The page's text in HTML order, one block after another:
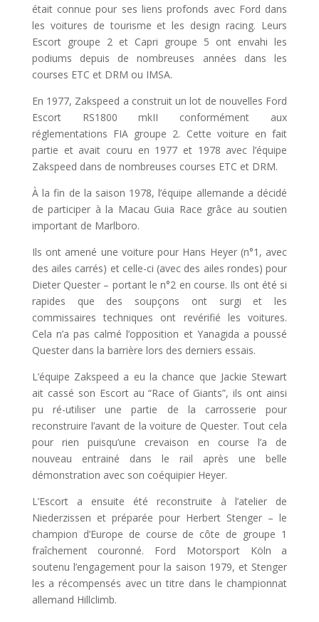
était connue pour ses liens profonds avec Ford dans
les voitures de tourisme et les design racing. Leurs
Escort groupe 2 et Capri groupe 5 ont envahi les
podiums depuis de nombreuses années dans les
courses ETC et DRM ou IMSA.
En 1977, Zakspeed a construit un lot de nouvelles Ford
Escort RS1800 mkII conformément aux
réglementations FIA groupe 2. Cette voiture en fait
partie et avait couru en 1977 et 1978 avec l’équipe
Zakspeed dans de nombreuses courses ETC et DRM.
À la fin de la saison 1978, l’équipe allemande a décidé
de participer à la Macau Guia Race grâce au soutien
important de Marlboro.
Ils ont amené une voiture pour Hans Heyer (n°1, avec
des ailes carrés) et celle-ci (avec des ailes rondes) pour
Dieter Quester – portant le n°2 en course. Ils ont été si
rapides que des soupçons ont surgi et les
commissaires techniques ont revérifié les voitures.
Cela n’a pas calmé l’opposition et Yanagida a poussé
Quester dans la barrière lors des derniers essais.
L’équipe Zakspeed a eu la chance que Jackie Stewart
ait cassé son Escort au “Race of Giants”, ils ont ainsi
pu ré-utiliser une partie de la carrosserie pour
reconstruire l’avant de la voiture de Quester. Tout cela
pour rien puisqu’une crevaison en course l’a de
nouveau entrainé dans le rail après une belle
démonstration avec son coéquipier Heyer.
L’Escort a ensuite été reconstruite à l’atelier de
Niederzissen et préparée pour Herbert Stenger – le
champion d’Europe de course de côte de groupe 1
fraîchement couronné. Ford Motorsport Köln a
soutenu l’engagement pour la saison 1979, et Stenger
les a récompensés avec un titre dans le championnat
allemand Hillclimb.